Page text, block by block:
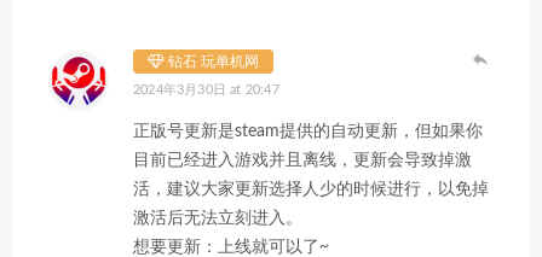
钻石 玩单机网
2024年3月30日 at 20:47
正版号更新是steam提供的自动更新，但如果你
目前已经进入游戏并且离线，更新会导致掉激
活，建议大家更新选择人少的时候进行，以免掉
激活后无法立刻进入。
想要更新：上线就可以了~